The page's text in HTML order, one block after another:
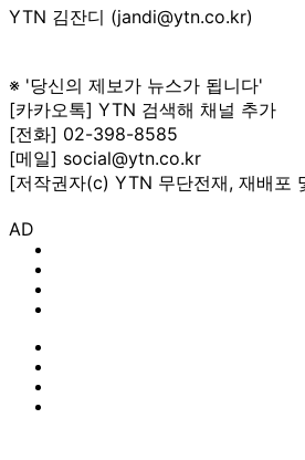
YTN 김잔디 (jandi@ytn.co.kr)
※ '당신의 제보가 뉴스가 됩니다'
[카카오톡] YTN 검색해 채널 추가
[전화] 02-398-8585
[메일] social@ytn.co.kr
[저작권자(c) YTN 무단전재, 재배포
AD